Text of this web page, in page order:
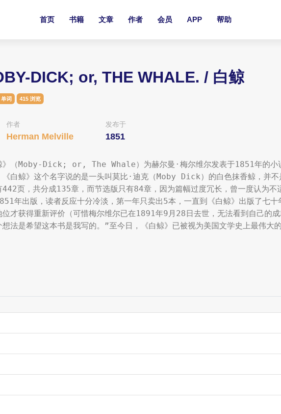
首页 书籍 文章 作者 会员 APP 帮助
DICK; or, THE WHALE. / 白鲸
词 415 浏览
作者
Herman Melville
发布于
1851
》（Moby-Dick; or, The Whale）为赫尔曼·梅尔维尔发表于1851年的小
《白鲸》这个名字说的是一头叫莫比·迪克（Moby Dick）的白色抹香鲸，并不
442页，共分成135章，而节选版只有84章，因为篇幅过度冗长，曾一度认为不
年出版，读者反应十分冷淡，第一年只卖出5本，一直到《白鲸》出版了七
位才获得重新评价（可惜梅尔维尔已在1891年9月28日去世，无法看到自己的
想法是希望这本书是我写的。”至今日，《白鲸》已被视为美国文学史上最伟大的